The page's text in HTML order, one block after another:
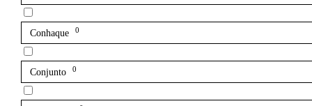
Conhaque 0
Conjunto 0